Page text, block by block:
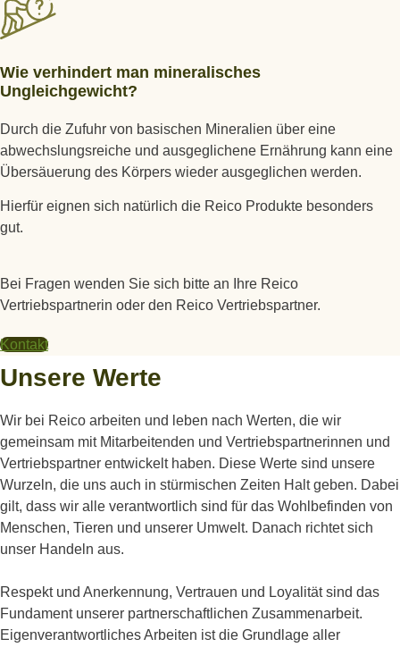
Wie verhindert man mineralisches
Ungleichgewicht?
Durch die Zufuhr von basischen Mineralien über eine
abwechslungsreiche und ausgeglichene Ernährung kann eine
Übersäuerung des Körpers wieder ausgeglichen werden.
Hierfür eignen sich natürlich die Reico Produkte besonders
gut.
Bei Fragen wenden Sie sich bitte an Ihre Reico
Vertriebspartnerin oder den Reico Vertriebspartner.
Kontakt
Unsere Werte
Wir bei Reico arbeiten und leben nach Werten, die wir
gemeinsam mit Mitarbeitenden und Vertriebspartnerinnen und
Vertriebspartner entwickelt haben. Diese Werte sind unsere
Wurzeln, die uns auch in stürmischen Zeiten Halt geben. Dabei
gilt, dass wir alle verantwortlich sind für das Wohlbefinden von
Menschen, Tieren und unserer Umwelt. Danach richtet sich
unser Handeln aus.
Respekt und Anerkennung, Vertrauen und Loyalität sind das
Fundament unserer partnerschaftlichen Zusammenarbeit.
Eigenverantwortliches Arbeiten ist die Grundlage aller